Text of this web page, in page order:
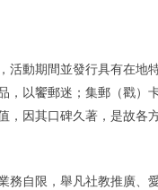
動期間並發行具有在地
以饗郵迷；集郵（戳）
因其口碑久著，是故各
自限，舉凡社教推廣、